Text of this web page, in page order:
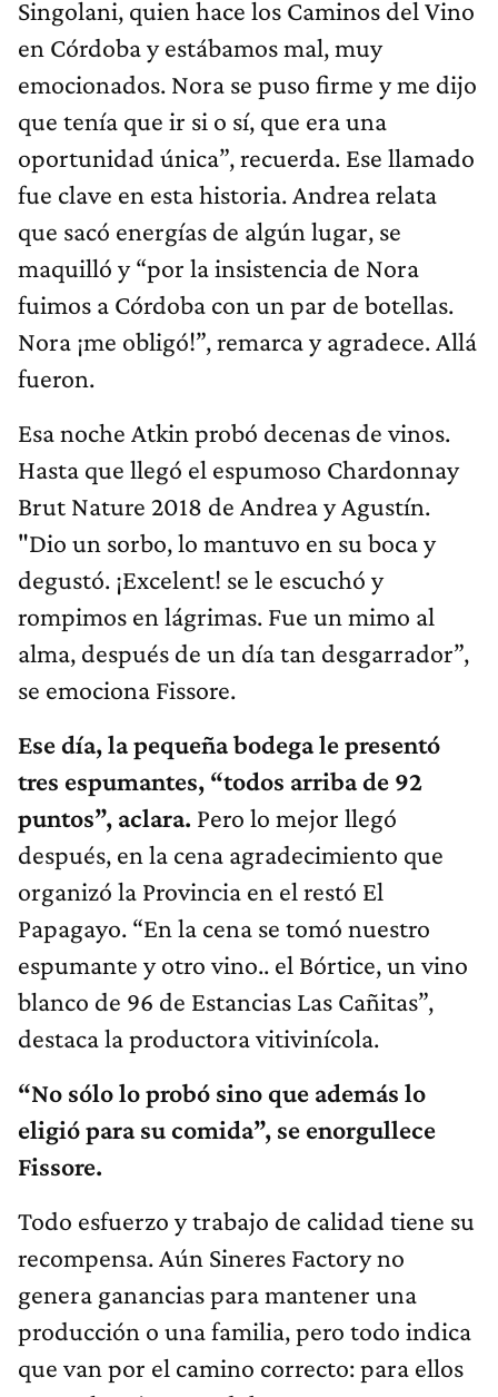
Singolani, quien hace los Caminos del Vino
en Córdoba y estábamos mal, muy
emocionados. Nora se puso firme y me dijo
que tenía que ir si o sí, que era una
oportunidad única”, recuerda. Ese llamado
fue clave en esta historia. Andrea relata
que sacó energías de algún lugar, se
maquilló y “por la insistencia de Nora
fuimos a Córdoba con un par de botellas.
Nora ¡me obligó!”, remarca y agradece. Allá
fueron.
Esa noche Atkin probó decenas de vinos.
Hasta que llegó el espumoso Chardonnay
Brut Nature 2018 de Andrea y Agustín.
"Dio un sorbo, lo mantuvo en su boca y
degustó. ¡Excelent! se le escuchó y
rompimos en lágrimas. Fue un mimo al
alma, después de un día tan desgarrador”,
se emociona Fissore.
Ese día, la pequeña bodega le presentó
tres espumantes, “todos arriba de 92
puntos”, aclara. Pero lo mejor llegó
después, en la cena agradecimiento que
organizó la Provincia en el restó El
Papagayo. “En la cena se tomó nuestro
espumante y otro vino.. el Bórtice, un vino
blanco de 96 de Estancias Las Cañitas”,
destaca la productora vitivinícola.
“No sólo lo probó sino que además lo
eligió para su comida”, se enorgullece
Fissore.
Todo esfuerzo y trabajo de calidad tiene su
recompensa. Aún Sineres Factory no
genera ganancias para mantener una
producción o una familia, pero todo indica
que van por el camino correcto: para ellos